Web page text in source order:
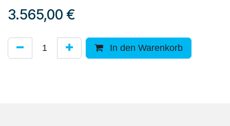
3.565,00 €
In den Warenkorb